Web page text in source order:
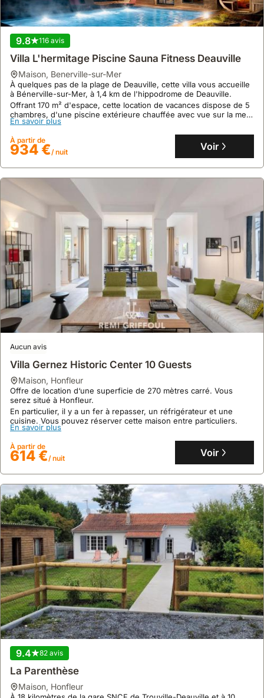
La Cabane De Milo - Typical Honfleur Fisherman's
House - 2 Bedrooms
maison,Honfleur
Populaire Normand, cette maison de vacances à Honfleur offre
une immersion authentique dans le quartier des pêcheurs, à
proximité immédiate du port ancien et de la plage de Butin.
Cette villa de 60 m² accueille jusqu'à 7 personnes dans 2
chambres, disposant d'une cuisine équipée avec lave-vaisselle et
d'une connexion Wi-Fi gratuite, parfaite pour un séjour
confortable.
En savoir plus
À partir de
142 €/ nuit Voir
9.2 16 avis
Laventoliere Trouville
maison,
chambres est située à Trouville-sur-Mer, à seulement 800 mètres
de la gare SNCF de Trouville-Deauville.
Cette location de villa propose 200 m² d'espace, une cuisine
équipée, la climatisation, et un jardin privé avec terrasse pour des
séjours confortables.
En savoir plus
À partir de
712 €/ nuit Voir
9.8 116 avis
Villa L'hermitage Piscine Sauna Fitness Deauville
maison, Benerville-sur-Mer
À quelques pas de la plage de Deauville, cette villa vous accueille
à Bénerville-sur-Mer, à 1,4 km de l'hippodrome de Deauville.
Offrant 170 m² d'espace, cette location de vacances dispose de 5
chambres, d'une piscine extérieure chauffée avec vue sur la mer,
d'un sauna, d'une salle de sport et d'un barbecue pour vos
En savoir plus
À partir de
934 €/ nuit Voir
Aucun avis
Villa Gernez Historic Center 10 Guests
maison, Honfleur
Offre de location d‘une superficie de 270 mètres carré. Vous
serez situé à Honfleur.
En particulier, il y a un fer à repasser, un réfrigérateur et une
cuisine. Vous pouvez réserver cette maison entre particuliers.
En savoir plus
À partir de
614 €/ nuit Voir
9.4 82 avis
La Parenthèse
maison, Honfleur